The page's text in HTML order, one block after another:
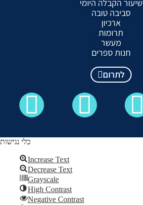
שיעור הקבלה היומי
סביבה טובה
ארכיון
תרומות
מעשר
חנות ספרים
לתרום
Skip to content
כלי נגישות
Increase Text
Decrease Text
Grayscale
High Contrast
Negative Contrast